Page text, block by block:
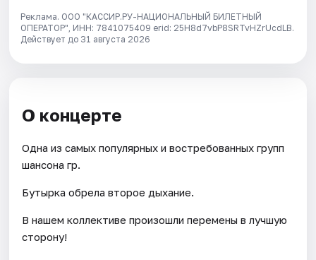
Реклама. ООО "КАССИР.РУ-НАЦИОНАЛЬНЫЙ БИЛЕТНЫЙ
ОПЕРАТОР", ИНН: 7841075409 erid: 25H8d7vbP8SRTvHZrUcdLB.
Действует до 31 августа 2026
О концерте
Одна из самых популярных и востребованных групп
шансона гр.
Бутырка обрела второе дыхание.
В нашем коллективе произошли перемены в лучшую
сторону!